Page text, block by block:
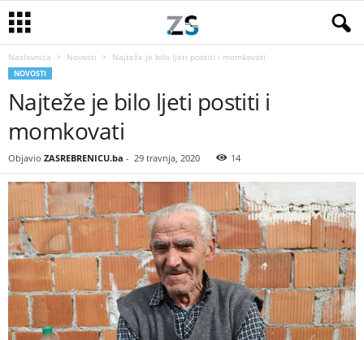
Naslovnica Novosti Najteže je bilo ljeti postiti i momkovati
NOVOSTI
Najteže je bilo ljeti postiti i
momkovati
Objavio ZASREBRENICU.ba - 29 travnja, 2020 14